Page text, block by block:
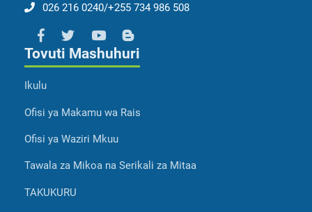
026 216 0240/+255 734 986 508
Tovuti Mashuhuri
Ikulu
Ofisi ya Makamu wa Rais
Ofisi ya Waziri Mkuu
Tawala za Mikoa na Serikali za Mitaa
TAKUKURU